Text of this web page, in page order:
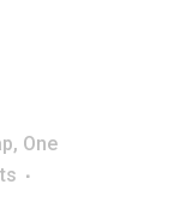
, One